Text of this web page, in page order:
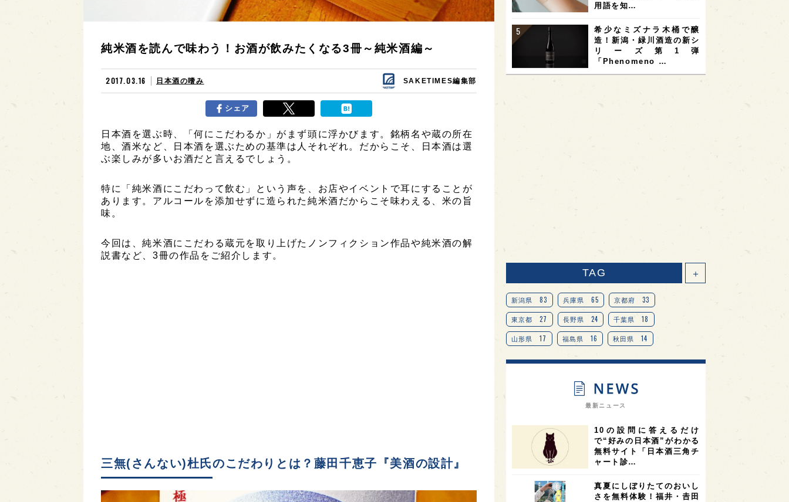
純米酒を読んで味わう！お酒が飲みたくなる3冊～純米酒編～
2017.03.16 日本酒の嗜み SAKETIMES編集部
シェア
日本酒を選ぶ時、「何にこだわるか」がまず頭に浮かびます。銘柄名や蔵の所在
地、酒米など、日本酒を選ぶための基準は人それぞれ。だからこそ、日本酒は選
ぶ楽しみが多いお酒だと言えるでしょう。
特に「純米酒にこだわって飲む」という声を、お店やイベントで耳にすることが
あります。アルコールを添加せずに造られた純米酒だからこそ味わえる、米の旨
味。
今回は、純米酒にこだわる蔵元を取り上げたノンフィクション作品や純米酒の解
説書など、3冊の作品をご紹介します。
三無(さんない)杜氏のこだわりとは？藤田千恵子『美酒の設計』
用語を知…
希少なミズナラ木桶で醸
造！新潟・緑川酒造の新シ
リーズ第1弾
「Phenomeno …
TAG ＋
新潟県 83 兵庫県 65 京都府 33
東京都 27 長野県 24 千葉県 18
山形県 17 福島県 16 秋田県 14
愛知県 14 宮城県 14 岐阜県 13
オピニオンリーダーの視点 9
奈良県 滋賀県 7 和歌山県 6
富山県 6 フランス 6 高知県 5 島根県 5
4 アメリカ 4 神奈川県 4
最新ニュース
10の設問に答えるだけ
で“好みの日本酒”がわかる
無料サイト「日本酒三角チ
ャート診…
真夏にしぼりたてのおいし
さを無料体験！福井・𠮷田